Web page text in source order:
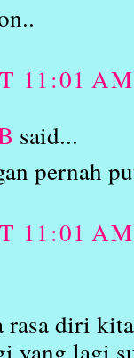
11:01 AM
said...
pernah
11:01 AM
diri
yang lagi